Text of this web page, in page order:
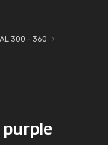
300 - 360
purple